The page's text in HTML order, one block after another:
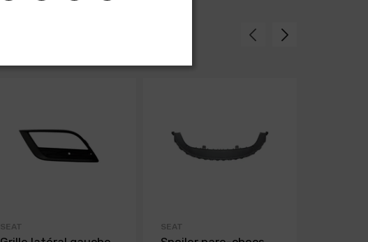
SEAT SEAT